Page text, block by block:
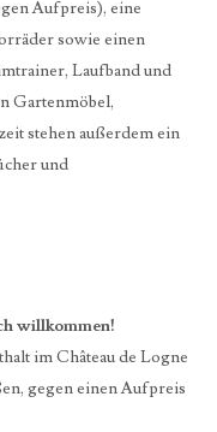
Aufpreis), eine
sowie einen
Laufband und
Gartenmöbel,
stehen außerdem ein
und
willkommen!
im Château de Logne
gegen einen Aufpreis